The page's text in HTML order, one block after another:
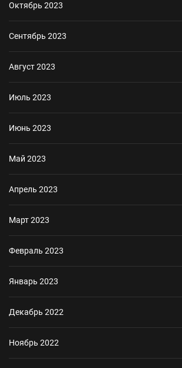
Октябрь 2023
Сентябрь 2023
Август 2023
Июль 2023
Июнь 2023
Май 2023
Апрель 2023
Март 2023
Февраль 2023
Январь 2023
Декабрь 2022
Ноябрь 2022